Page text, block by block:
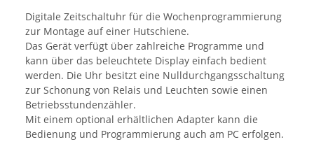
Digitale Zeitschaltuhr für die Wochenprogrammierung
zur Montage auf einer Hutschiene.
Das Gerät verfügt über zahlreiche Programme und
kann über das beleuchtete Display einfach bedient
werden. Die Uhr besitzt eine Nulldurchgangsschaltung
zur Schonung von Relais und Leuchten sowie einen
Betriebsstundenzähler.
Mit einem optional erhältlichen Adapter kann die
Bedienung und Programmierung auch am PC erfolgen.